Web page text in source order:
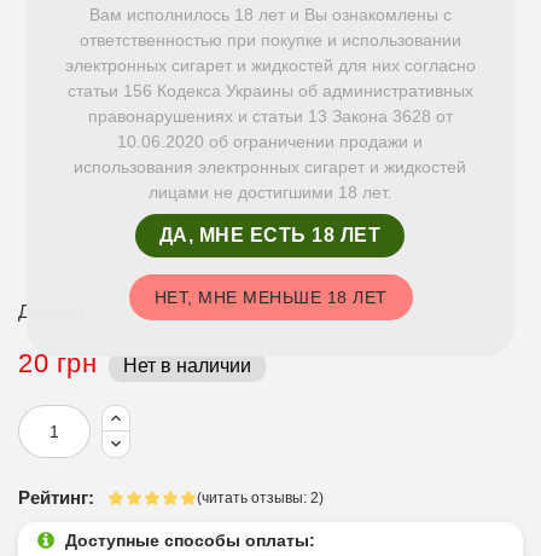
Диаметр
20 грн Нет в наличии
Рейтинг: (читать отзывы: 2)
Доступные способы оплаты:
Вам исполнилось 18 лет и Вы ознакомлены с
ответственностью при покупке и использовании
электронных сигарет и жидкостей для них согласно
статьи 156 Кодекса Украины об административных
правонарушениях и статьи 13 Закона 3628 от
10.06.2020 об ограничении продажи и
использования электронных сигарет и жидкостей
лицами не достигшими 18 лет.
ДА, МНЕ ЕСТЬ 18 ЛЕТ
НЕТ, МНЕ МЕНЬШЕ 18 ЛЕТ